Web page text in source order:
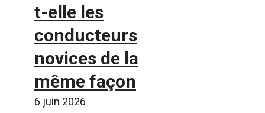
t-elle les
conducteurs
novices de la
même façon
6 juin 2026